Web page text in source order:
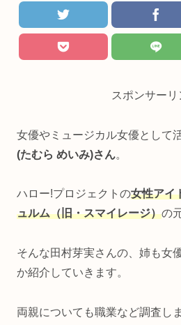
スポンサーリ
女優やミュージカル女優として
(たむら めいみ)さん。
ハロー!プロジェクトの女性アイ
ュルム（旧・スマイレージ）の
そんな田村芽実さんの、姉も女
か紹介していきます。
両親についても職業など調査し